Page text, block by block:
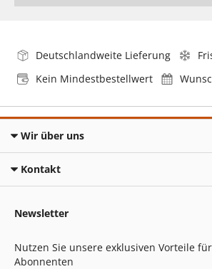
Deutschlandweite Lieferung
Kein Mindestbestellwert
Wir über uns
Kontakt
Newsletter
Nutzen Sie unsere exklusiven Vorteile
Abonnenten